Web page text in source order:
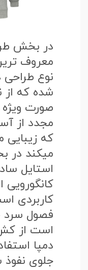
در بخش
معروف
نوع
شده که از
صورت
مجدد از
که زیبایی
میکند در
استایل
کانگورویی
کاربردی
فصول سرد
است از
دمپا
جلوی نفوذ